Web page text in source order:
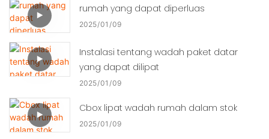
rumah yang dapat diperluas
2025 01 09
Instalasi tentang wadah paket datar
yang dapat dilipat
2025 01 09
Cbox lipat wadah rumah dalam stok
2025 01 09